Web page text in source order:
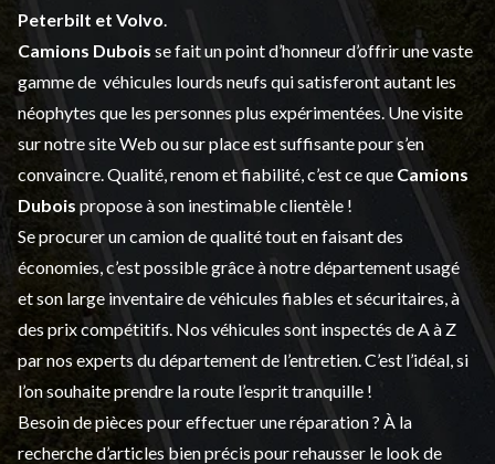
Peterbilt et Volvo
Camions Dubois se fait un point d’honneur d’offrir une vaste
gamme de véhicules lourds neufs qui satisferont autant les
néophytes que les personnes plus expérimentées. Une visite
sur notre site Web ou sur place est suffisante pour s’en
convaincre. Qualité, renom et fiabilité, c’est ce que Camions
Dubois propose à son inestimable clientèle !
Se procurer un camion de qualité tout en faisant des
économies, c’est possible grâce à notredépartement usagé
et son large inventaire de véhicules fiables et sécuritaires, à
des prix compétitifs. Nos véhicules sont inspectés de A à Z
par nos experts du département de l’entretien . C’est l’idéal, si
l’on souhaite prendre la route l’esprit tranquille !
Besoin de pièces pour effectuer une réparation ? À la
recherche d’articles bien précis pour rehausser le look de